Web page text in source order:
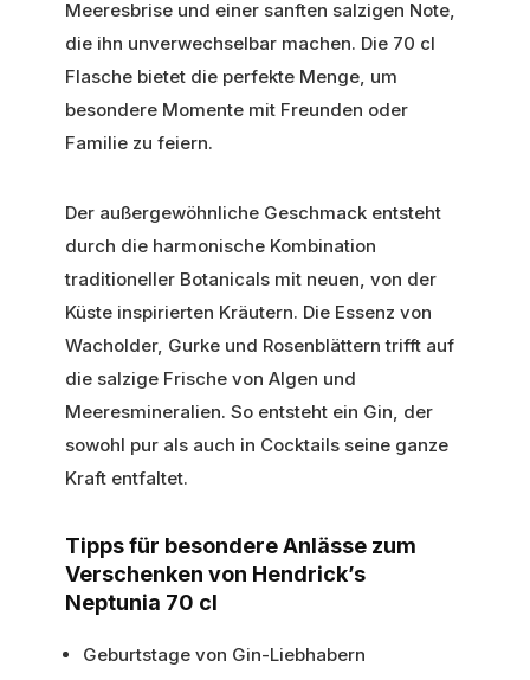
Meeresbrise und einer sanften salzigen Note,
die ihn unverwechselbar machen. Die 70 cl
Flasche bietet die perfekte Menge, um
besondere Momente mit Freunden oder
Familie zu feiern.
Der außergewöhnliche Geschmack entsteht
durch die harmonische Kombination
traditioneller Botanicals mit neuen, von der
Küste inspirierten Kräutern. Die Essenz von
Wacholder, Gurke und Rosenblättern trifft auf
die salzige Frische von Algen und
Meeresmineralien. So entsteht ein Gin, der
sowohl pur als auch in Cocktails seine ganze
Kraft entfaltet.
Tipps für besondere Anlässe zum
Verschenken von Hendrick’s
Neptunia 70 cl
Geburtstage von Gin-Liebhabern